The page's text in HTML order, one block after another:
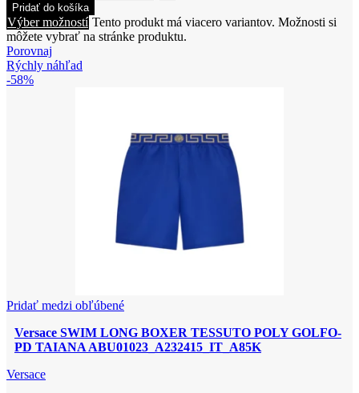
Pridať do košíka
Výber možností Tento produkt má viacero variantov. Možnosti si
môžete vybrať na stránke produktu.
Porovnaj
Rýchly náhľad
-58%
Pridať medzi obľúbené
Versace SWIM LONG BOXER TESSUTO POLY GOLFO-
PD TAIANA ABU01023_A232415_IT_A85K
Versace